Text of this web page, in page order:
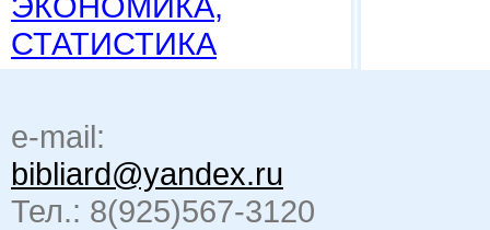
СТАТИСТИКА
e-mail:
bibliard@yandex.ru
Тел.: 8(925)567-3120